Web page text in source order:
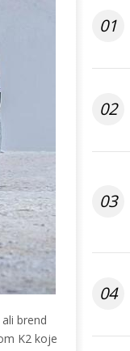
brend
K2 koje
01
02
03
04